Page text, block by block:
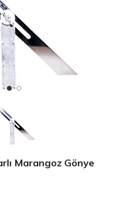
Marangoz Gönye